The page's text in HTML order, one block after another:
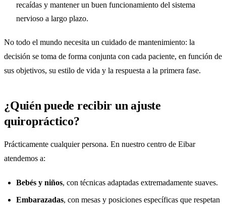
recaídas y mantener un buen funcionamiento del sistema
nervioso a largo plazo.
No todo el mundo necesita un cuidado de mantenimiento: la
decisión se toma de forma conjunta con cada paciente, en función de
sus objetivos, su estilo de vida y la respuesta a la primera fase.
¿Quién puede recibir un ajuste
quiropráctico?
Prácticamente cualquier persona. En nuestro centro de Eibar
atendemos a:
Bebés y niños, con técnicas adaptadas extremadamente suaves.
Embarazadas, con mesas y posiciones específicas que respetan